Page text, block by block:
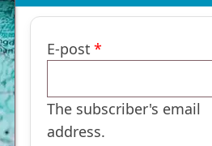
E-post
The subscriber's email
address.